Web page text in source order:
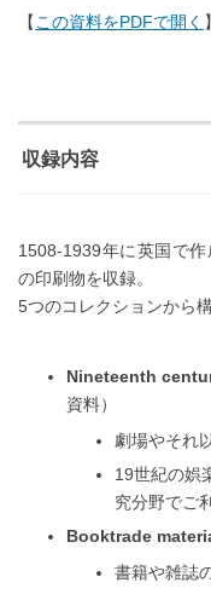
【 この資料をPDFで開く 】
収録内容
1508-1939年に英国で
の印刷物を収録。
5つのコレクションから
Nineteenth
資料）
劇場やそれ
19世紀の娯
究分野でご
Booktrade
書籍や雑誌